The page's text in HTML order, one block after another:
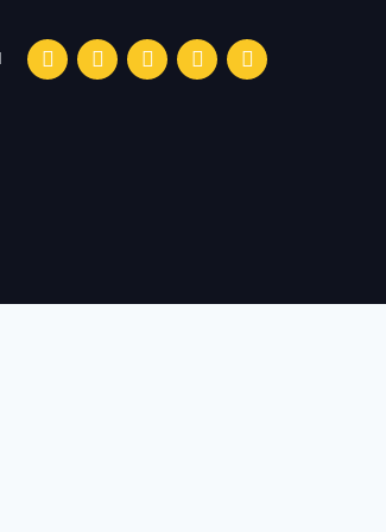
facebookinstagram
linkedinyoutube
tiktok